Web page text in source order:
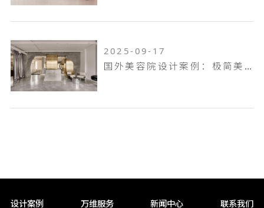
2025-09-17
国外美容院设计案例：极简美容院设计
设计案例 万维服务 新闻中心 联系我们